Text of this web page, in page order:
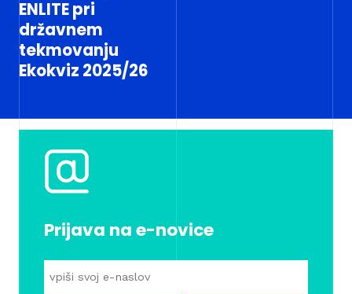
ENLITE pri
državnem
tekmovanju
Ekokviz 2025/26
Prijava na e-novice